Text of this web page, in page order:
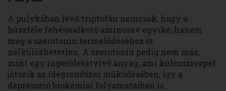
A pulykában lévő triptofán nemcsak, hogy a
húszféle fehérjealkotó aminosav egyike, hanem
még a szerotonin termelődéséhez is
nélkülözhetetlen. A szerotonin pedig nem más,
mint egy ingerületátvivő anyag, ami kulcsszerepet
játszik az idegrendszer működésében, így a
depresszió biokémiai folyamataiban is.